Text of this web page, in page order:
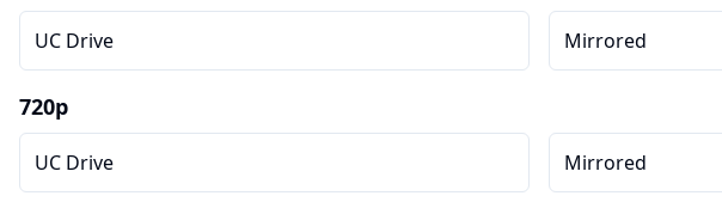
UC Drive Mirrored
720p
UC Drive Mirrored